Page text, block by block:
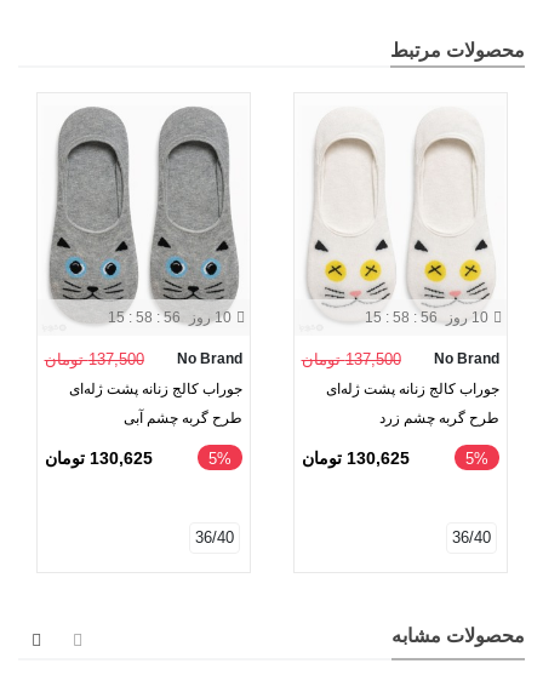
محصولات مرتبط
10 روز 15 : 58 : 55
No Brand 137,500 تومان
جوراب کالج زنانه پشت ژله‌ای
طرح گربه چشم زرد
‎5% 130,625 تومان
36/40
10 روز 15 : 58 : 55
No Brand 137,500 تومان
جوراب کالج زنانه پشت ژله‌ای
طرح گربه چشم آبی
‎5% 130,625 تومان
36/40
محصولات مشابه